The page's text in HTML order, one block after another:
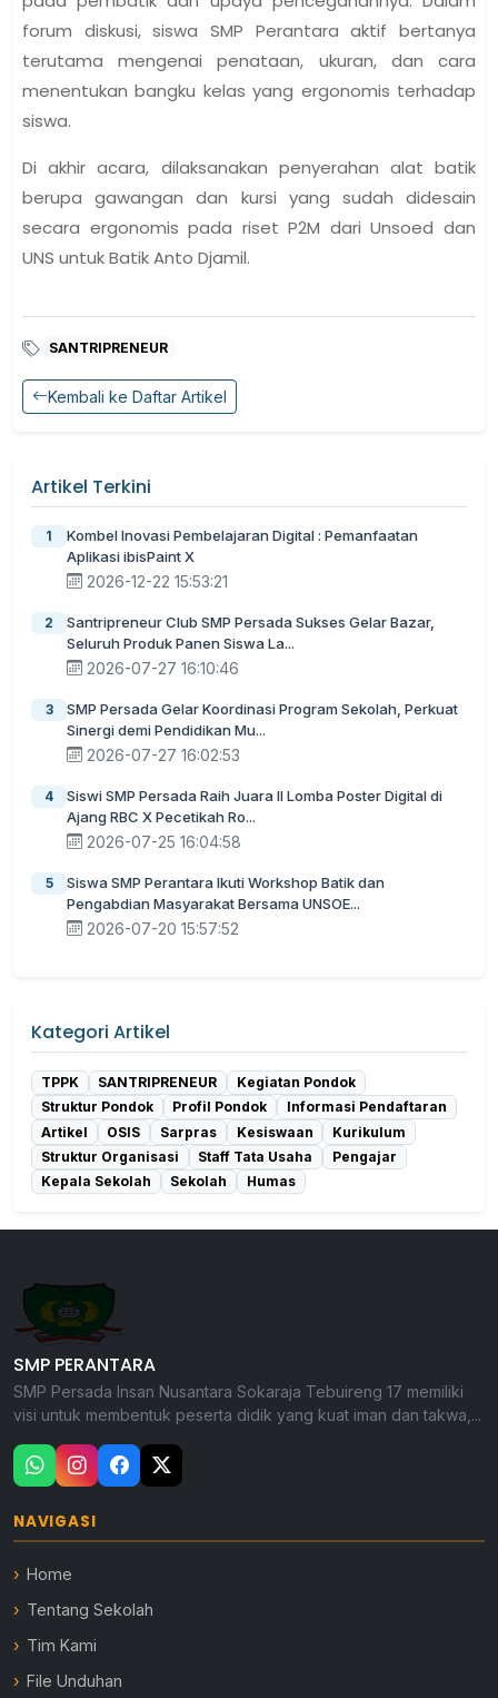
forum diskusi, siswa SMP Perantara aktif bertanya
terutama mengenai penataan, ukuran, dan cara
menentukan bangku kelas yang ergonomis terhadap
siswa.
Di akhir acara, dilaksanakan penyerahan alat batik
berupa gawangan dan kursi yang sudah didesain
secara ergonomis pada riset P2M dari Unsoed dan
UNS untuk Batik Anto Djamil.
SANTRIPRENEUR
Kembali ke Daftar Artikel
Artikel Terkini
1
Kombel Inovasi Pembelajaran Digital : Pemanfaatan
Aplikasi ibisPaint X
2026-12-22 15:53:21
2
Santripreneur Club SMP Persada Sukses Gelar Bazar,
Seluruh Produk Panen Siswa La...
2026-07-27 16:10:46
3
SMP Persada Gelar Koordinasi Program Sekolah, Perkuat
Sinergi demi Pendidikan Mu...
2026-07-27 16:02:53
4
Siswi SMP Persada Raih Juara II Lomba Poster Digital di
Ajang RBC X Pecetikah Ro...
2026-07-25 16:04:58
5
Siswa SMP Perantara Ikuti Workshop Batik dan
Pengabdian Masyarakat Bersama UNSOE...
2026-07-20 15:57:52
Kategori Artikel
TPPK SANTRIPRENEUR
Kegiatan Pondok
Struktur Pondok
Profil Pondok
Informasi Pendaftaran
Artikel
OSIS Sarpras Kesiswaan
Kurikulum
Struktur Organisasi
Staff Tata Usaha
Pengajar
Kepala Sekolah
Sekolah Humas
SMP PERANTARA
SMP Persada Insan Nusantara Sokaraja Tebuireng 17 memiliki
visi untuk membentuk peserta didik yang kuat iman dan takwa,...
NAVIGASI
Home
Tentang Sekolah
Tim Kami
File Unduhan